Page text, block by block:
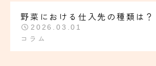
野菜における仕入先の種類は？
2026.03.01
コラム